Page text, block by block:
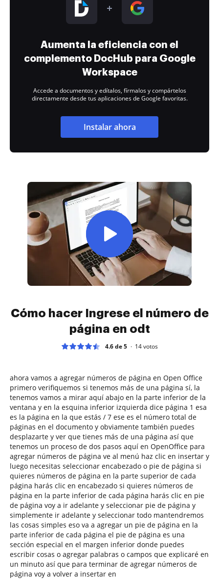
Aumenta la eficiencia con el
complemento DocHub para Google
Workspace
Accede a documentos y edítalos, fírmalos y compártelos
directamente desde tus aplicaciones de Google favoritas.
Instalar ahora
Cómo hacer Ingrese el número de
página en odt
4.6 de 5 14votos
ahora vamos a agregar números de página en Open Office
primero verifiquemos si tenemos más de una página sí, la
tenemos vamos a mirar aquí abajo en la parte inferior de la
ventana y en la esquina inferior izquierda dice página 1 esa
es la página en la que estás / 7 ese es el número total de
páginas en el documento y obviamente también puedes
desplazarte y ver que tienes más de una página así que
tenemos un proceso de dos pasos aquí en OpenOffice para
agregar números de página ve al menú haz clic en insertar y
luego necesitas seleccionar encabezado o pie de página si
quieres números de página en la parte superior de cada
página harás clic en encabezado si quieres números de
página en la parte inferior de cada página harás clic en pie
de página voy a ir adelante y seleccionar pie de página y
simplemente ir adelante y seleccionar todo mantendremos
las cosas simples eso va a agregar un pie de página en la
parte inferior de cada página el pie de página es una
sección especial en el margen inferior donde puedes
escribir cosas o agregar palabras o campos que explicaré en
un minuto así que para terminar de agregar números de
página voy a volver a insertar en